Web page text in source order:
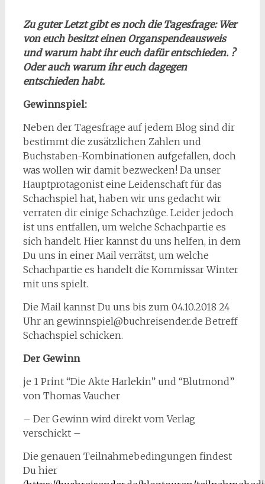
Zu guter Letzt gibt es noch die Tagesfrage: Wer
von euch besitzt einen Organspendeausweis
und warum habt ihr euch dafür entschieden. ?
Oder auch warum ihr euch dagegen
entschieden habt.
Gewinnspiel:
Neben der Tagesfrage auf jedem Blog sind dir
bestimmt die zusätzlichen Zahlen und
Buchstaben-Kombinationen aufgefallen, doch
was wollen wir damit bezwecken! Da unser
Hauptprotagonist eine Leidenschaft für das
Schachspiel hat, haben wir uns gedacht wir
verraten dir einige Schachzüge. Leider jedoch
ist uns entfallen, um welche Schachpartie es
sich handelt. Hier kannst du uns helfen, in dem
Du uns in einer Mail verrätst, um welche
Schachpartie es handelt die Kommissar Winter
mit uns spielt.
Die Mail kannst Du uns bis zum 04.10.2018 24
Uhr an gewinnspiel@buchreisender.de Betreff
Schachspiel schicken.
Der Gewinn
je 1 Print “Die Akte Harlekin” und “Blutmond”
von Thomas Vaucher
– Der Gewinn wird direkt vom Verlag
verschickt –
Die genauen Teilnahmebedingungen findest
Du hier